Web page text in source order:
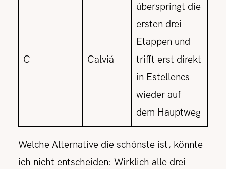
C Calviá
überspringt die
ersten drei
Etappen und
trifft erst direkt
in Estellencs
wieder auf
dem Hauptweg
Welche Alternative die schönste ist, könnte
ich nicht entscheiden: Wirklich alle drei